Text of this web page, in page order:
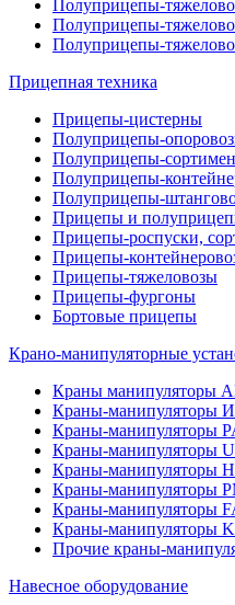
Полуприцепы-
Полуприцепы-
Полуприцепы-
Прицепная техника
Прицепы-цистерны
Полуприцепы-
Полуприцепы-
Полуприцепы-
Полуприцепы-
Прицепы и
Прицепы-роспуски,
Прицепы-
Прицепы-тяжеловозы
Прицепы-фургоны
Бортовые прицепы
Крано-манипуляторные
Краны манипуляторы
Краны-манипуляторы
Краны-манипуляторы
Краны-манипуляторы
Краны-манипуляторы
Краны-манипуляторы
Краны-манипуляторы
Краны-манипуляторы
Прочие краны-
Навесное оборудование